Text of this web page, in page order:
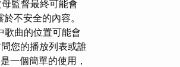
監督最終可能會
不安全的內容。
歌曲的位置可能會
您的播放列表或誰
一個簡單的使用，